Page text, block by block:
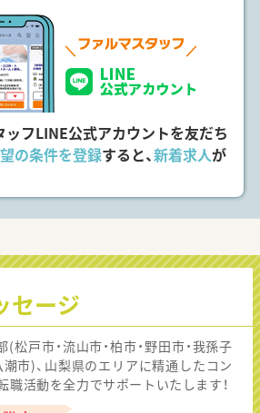
ッフLINE公式アカウントを友だち
の条件を登録すると、新着求人が
セージ
松戸市・流山市・柏市・野田市・我孫子
潮市)、山梨県のエリアに精通したコン
職活動を全力でサポートいたします！